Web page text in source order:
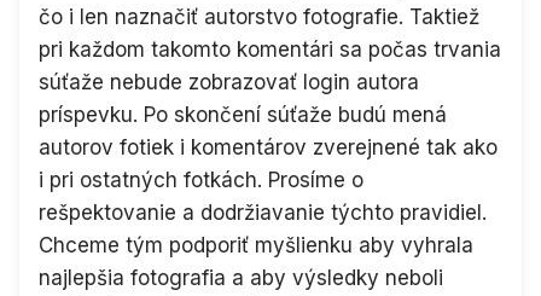
čo i len naznačiť autorstvo fotografie. Taktiež
pri každom takomto komentári sa počas trvania
súťaže nebude zobrazovať login autora
príspevku. Po skončení súťaže budú mená
autorov fotiek i komentárov zverejnené tak ako
i pri ostatných fotkách. Prosíme o
rešpektovanie a dodržiavanie týchto pravidiel.
Chceme tým podporiť myšlienku aby vyhrala
najlepšia fotografia a aby výsledky neboli